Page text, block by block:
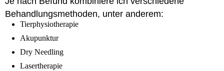
Behandlungsmethoden, unter anderem:
Tierphysiotherapie
Akupunktur
Dry Needling
Lasertherapie